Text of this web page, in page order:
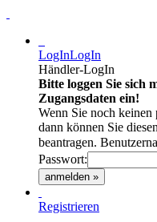
LogInLogIn
Händler-LogIn
Bitte loggen Sie sich
Zugangsdaten ein!
Wenn Sie noch
dann können Sie
beantragen.
Passwort:
anmelden »
Registrieren